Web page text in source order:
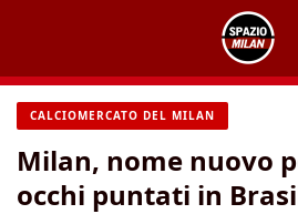
contenuto
CALCIOMERCATO DEL MILAN
Milan, nome nuovo
occhi puntati in